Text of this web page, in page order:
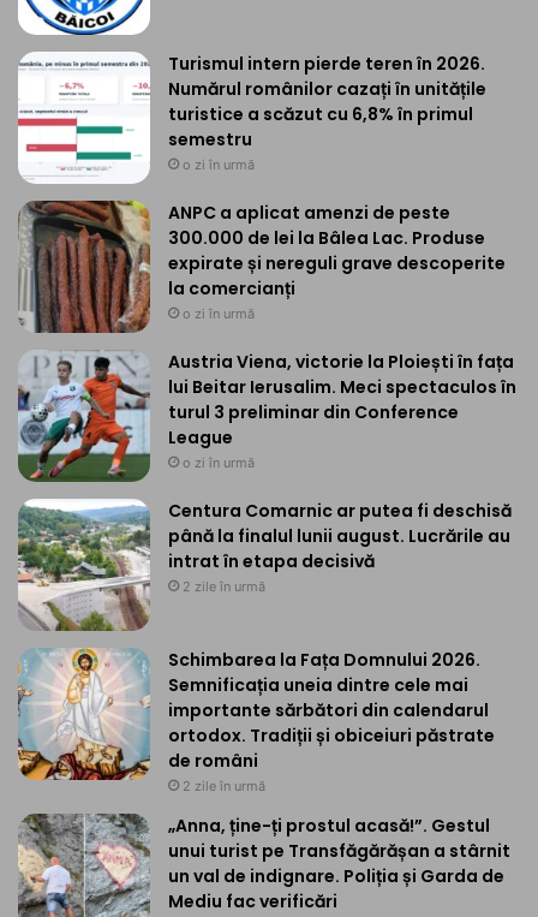
Turismul intern pierde teren în 2026.
Numărul românilor cazați în unitățile
turistice a scăzut cu 6,8% în primul
semestru
o zi în urmă
ANPC a aplicat amenzi de peste
300.000 de lei la Bâlea Lac. Produse
expirate și nereguli grave descoperite
la comercianți
o zi în urmă
Austria Viena, victorie la Ploiești în fața
lui Beitar Ierusalim. Meci spectaculos în
turul 3 preliminar din Conference
League
o zi în urmă
Centura Comarnic ar putea fi deschisă
până la finalul lunii august. Lucrările au
intrat în etapa decisivă
2 zile în urmă
Schimbarea la Fața Domnului 2026.
Semnificația uneia dintre cele mai
importante sărbători din calendarul
ortodox. Tradiții și obiceiuri păstrate
de români
2 zile în urmă
„Anna, ține-ți prostul acasă!”. Gestul
unui turist pe Transfăgărășan a stârnit
un val de indignare. Poliția și Garda de
Mediu fac verificări